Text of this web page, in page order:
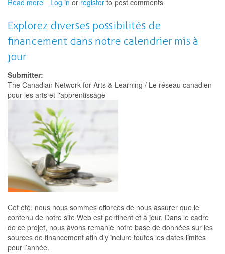
Read more about
in
a
study
in
Canada
Log in or register to post comments
Explorez diverses possibilités de
financement dans notre calendrier mis à
jour
Submitter:
The Canadian Network for Arts & Learning / Le réseau canadien
pour les arts et l'apprentissage
Cet été, nous nous sommes efforcés de nous assurer que le
contenu de notre site Web est pertinent et à jour. Dans le cadre
de ce projet, nous avons remanié notre base de données sur les
sources de financement afin d’y inclure toutes les dates limites
pour l’année.